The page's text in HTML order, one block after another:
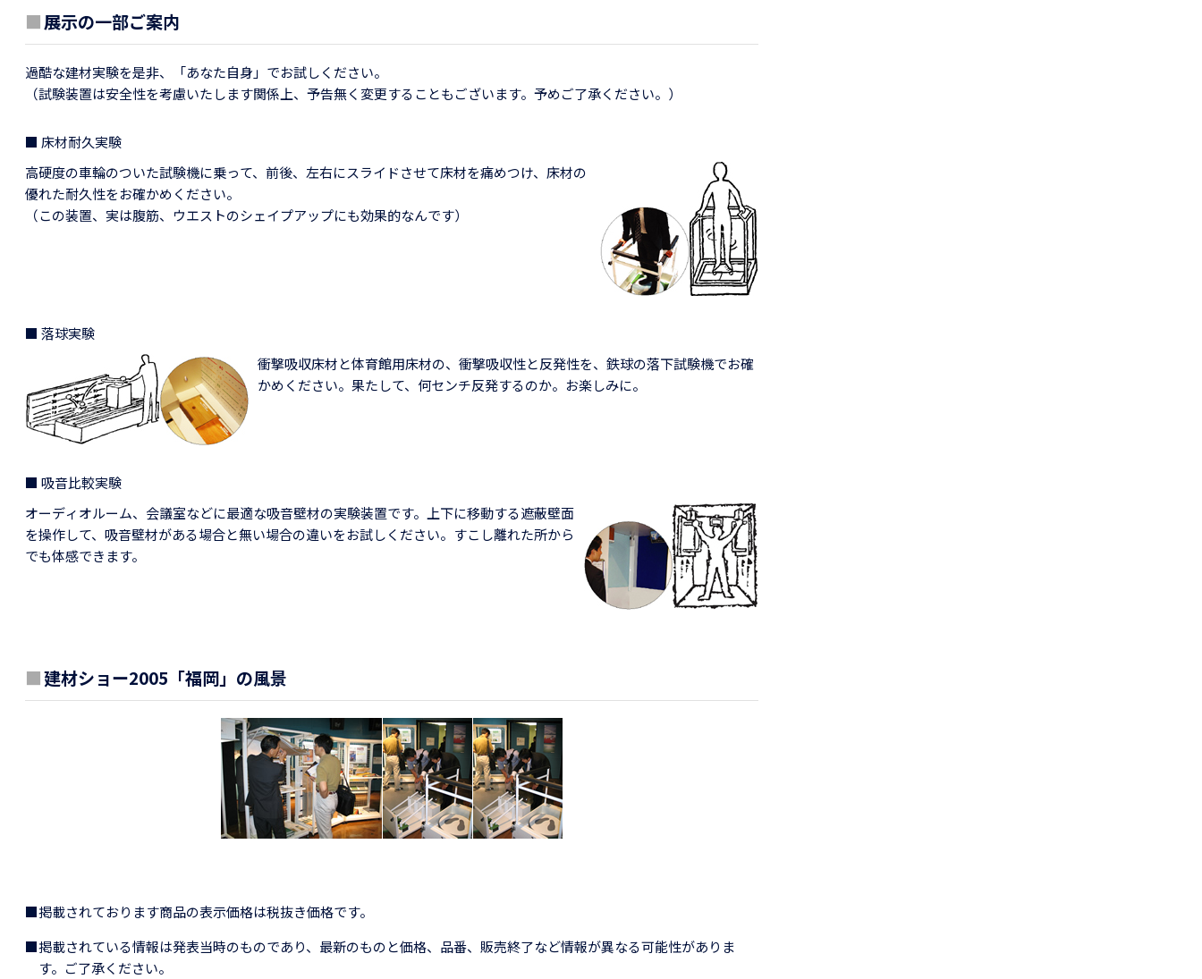
■展示の一部ご案内
過酷な建材実験を是非、「あなた自身」でお試しください。
（試験装置は安全性を考慮いたします関係上、予告無く変更することもございます。予めご了承ください。）
■ 床材耐久実験
高硬度の車輪のついた試験機に乗って、前後、左右にスライドさせて床材を痛めつけ、床材の
優れた耐久性をお確かめください。
（この装置、実は腹筋、ウエストのシェイプアップにも効果的なんです）
■ 落球実験
衝撃吸収床材と体育館用床材の、衝撃吸収性と反発性を、鉄球の落下試験機でお確
かめください。果たして、何センチ反発するのか。お楽しみに。
■ 吸音比較実験
オーディオルーム、会議室などに最適な吸音壁材の実験装置です。上下に移動する遮蔽壁面
を操作して、吸音壁材がある場合と無い場合の違いをお試しください。すこし離れた所から
でも体感できます。
■建材ショー2005「福岡」の風景
■掲載されております商品の表示価格は税抜き価格です。
■掲載されている情報は発表当時のものであり、最新のものと価格、品番、販売終了など情報が異なる可能性がありま
す。ご了承ください。